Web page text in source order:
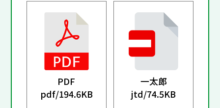
PDF
pdf/194.6KB
一太郎
jtd/74.5KB